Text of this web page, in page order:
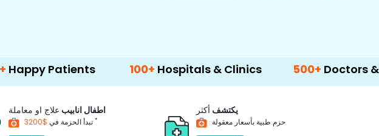
100+Hospitals & Clinics 500+Doctors & Surgeons
اطفال انابيب علاج او معاملة
تبدأ الحزمة في *
يكتشف أكثر
حزم طبية بأسعار معقولة